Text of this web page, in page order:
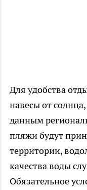
Для удобства
навесы от
данным
пляжи будут
территории,
качества воды
Обязательное